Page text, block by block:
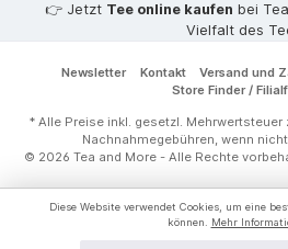
👉 Jetzt Tee online kaufen bei
Vielfalt des
Newsletter Kontakt
Versand und
Store Finder /
* Alle Preise inkl. gesetzl. Mehrwertsteuer
Nachnahmegebühren, wenn
© 2026 Tea and More - Alle Rechte
Diese Website verwendet Cookies, um eine
können.
Mehr